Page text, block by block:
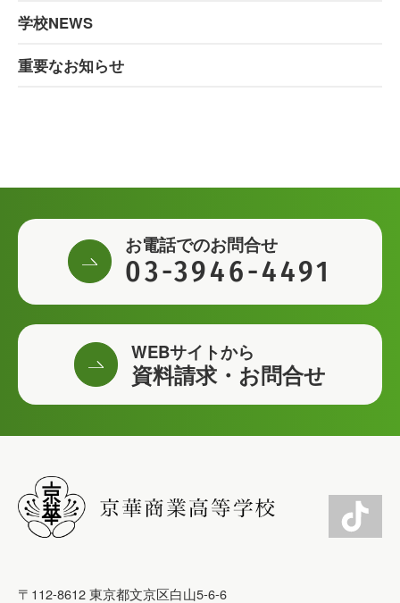
学校NEWS
重要なお知らせ
お電話でのお問合せ
03-3946-4491
WEBサイトから
資料請求・お問合せ
〒112-8612 東京都文京区白山5-6-6